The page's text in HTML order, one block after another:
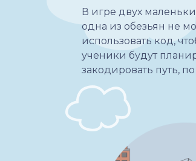
В игре двух
одна из обезьян не
использовать код,
ученики будут
закодировать путь,